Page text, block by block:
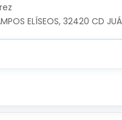
ELÍSEOS, 32420 CD